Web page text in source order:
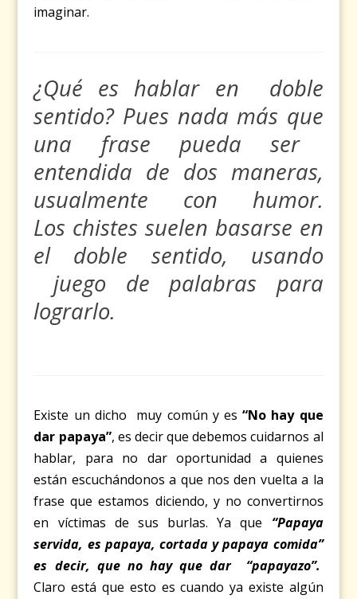
imaginar.
¿Qué es hablar en doble
sentido? Pues nada más que
una frase pueda ser
entendida de dos maneras,
usualmente con humor.
Los chistes suelen basarse en
el doble sentido, usando
juego de palabras para
lograrlo.
Existe un dicho muy común y es“No hay que
dar papaya”, es decir que debemos cuidarnos al
hablar, para no dar oportunidad a quienes
están escuchándonos a que nos den vuelta a la
frase que estamos diciendo, y no convertirnos
en víctimas de sus burlas. Ya que “Papaya
servida, es papaya, cortada y papaya comida”
es decir, que no hay que dar “papayazo”.
Claro está que esto es cuando ya existe algún